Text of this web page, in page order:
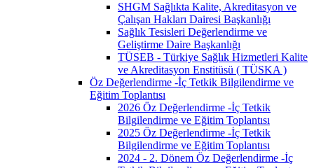
SHGM Sağlıkta Kalite, Akreditasyon ve
Çalışan Hakları Dairesi Başkanlığı
Sağlık Tesisleri Değerlendirme ve
Geliştirme Daire Başkanlığı
TÜSEB - Türkiye Sağlık Hizmetleri Kalite
ve Akreditasyon Enstitüsü ( TÜSKA )
Öz Değerlendirme -İç Tetkik Bilgilendirme ve
Eğitim Toplantısı
2026 Öz Değerlendirme -İç Tetkik
Bilgilendirme ve Eğitim Toplantısı
2025 Öz Değerlendirme -İç Tetkik
Bilgilendirme ve Eğitim Toplantısı
2024 - 2. Dönem Öz Değerlendirme -İç